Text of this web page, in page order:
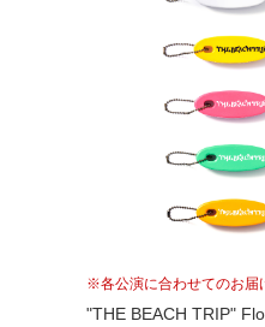
"THE BEACH TRIP"